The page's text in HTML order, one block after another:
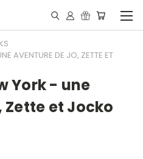
AVENTURE DE JO, ZETTE ET
York - une
et Jocko